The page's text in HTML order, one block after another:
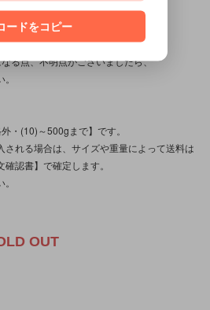
テージ品です。
る点、不明点がございましたら、
・(10)～500gまで】です。
れる場合は、サイズや重量によって送料は
認書】で確定します。
OUT
ードをコピー